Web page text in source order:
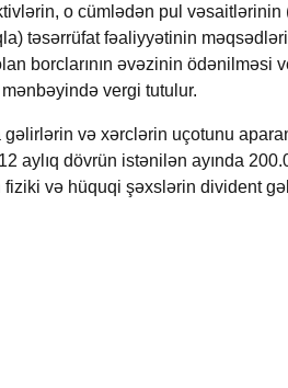
o cümlədən pul vəsaitlərinin
təsərrüfat fəaliyyətinin
borclarının əvəzinin ödənilməsi
vergi tutulur.
və xərclərin uçotunu
aylıq dövrün istənilən ayında
fiziki və hüquqi şəxslərin divident